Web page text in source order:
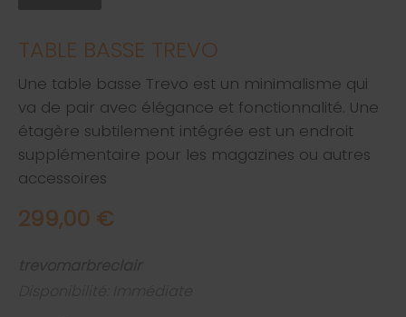
TABLE BASSE TREVO
Une table basse Trevo est un minimalisme qui
va de pair avec élégance et fonctionnalité. Une
étagère subtilement intégrée est un endroit
supplémentaire pour les magazines ou autres
accessoires
299,00 €